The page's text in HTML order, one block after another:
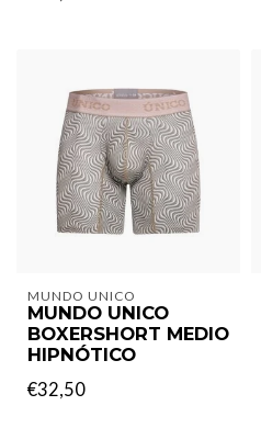
MUNDO UNICO
MUNDO UNICO
BOXERSHORT MEDIO
HIPNÓTICO
€32,50